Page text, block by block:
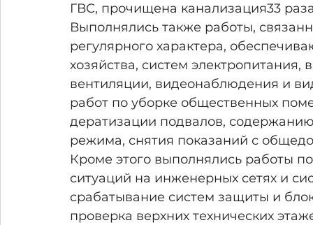
ГВС, прочищена канализация33
Выполнялись также работы,
регулярного характера,
хозяйства, систем
вентиляции, видеонаблюдения и
работ по уборке общественных
дератизации подвалов,
режима, снятия показаний с
Кроме этого выполнялись работы
ситуаций на инженерных сетях и
срабатывание систем защиты и
проверка верхних технических